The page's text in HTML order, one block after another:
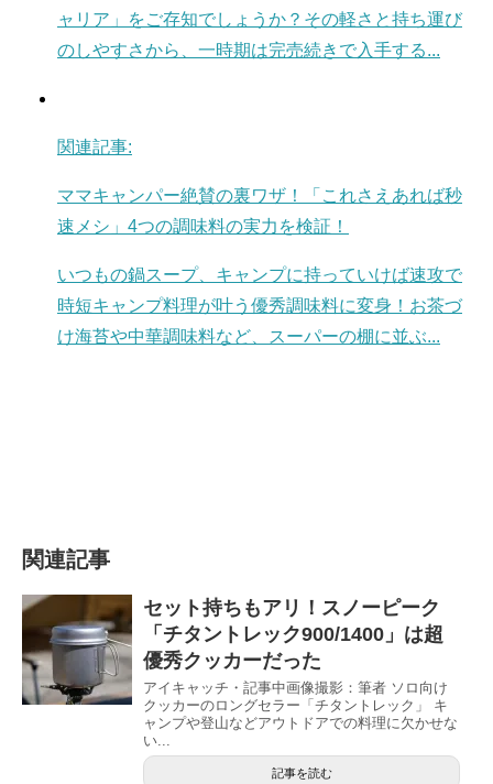
ャリア」をご存知でしょうか？その軽さと持ち運び
のしやすさから、一時期は完売続きで入手する...
関連記事:
ママキャンパー絶賛の裏ワザ！「これさえあれば秒
速メシ」4つの調味料の実力を検証！
いつもの鍋スープ、キャンプに持っていけば速攻で
時短キャンプ料理が叶う優秀調味料に変身！お茶づ
け海苔や中華調味料など、スーパーの棚に並ぶ...
関連記事
セット持ちもアリ！スノーピーク
「チタントレック900/1400」は超
優秀クッカーだった
アイキャッチ・記事中画像撮影：筆者 ソロ向け
クッカーのロングセラー「チタントレック」 キ
ャンプや登山などアウトドアでの料理に欠かせな
い...
記事を読む